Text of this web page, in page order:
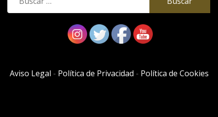
Aviso Legal - Política de Privacidad - Política de Cookies